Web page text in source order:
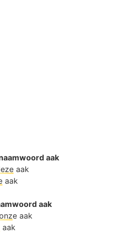
aak
aak
aak
aak
e aak
aak